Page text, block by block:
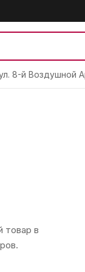
8-й Воздушной
товар в